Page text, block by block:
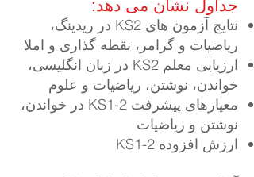
جداول نشان می دهد:
نتایج آزمون های KS2 در ریدینگ،
ریاضیات و گرامر، نقطه گذاری و املا
ارزیابی معلم KS2 در زبان انگلیسی،
خواندن، نوشتن، ریاضیات و علوم
معیارهای پیشرفت KS1-2 در خواندن،
نوشتن و ریاضیات
ارزش افزوده KS1-2